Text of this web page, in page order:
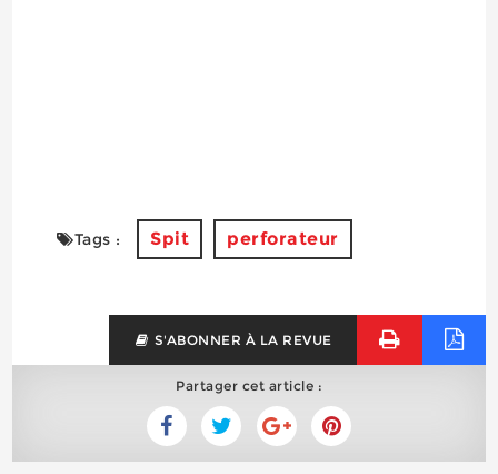
Tags : Spit perforateur
S'ABONNER À LA REVUE
Partager cet article :